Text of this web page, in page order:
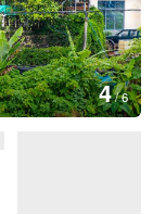
5/6